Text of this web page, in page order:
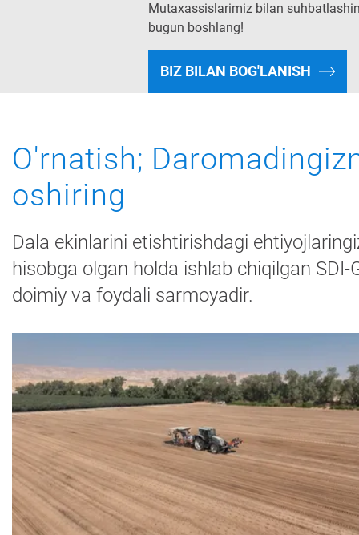
Mutaxassislarimiz bilan
bugun boshlang!
BIZ BILAN BOG'LANISH
O'rnatish;
oshiring
Dala ekinlarini etishtirishdagi
hisobga olgan holda ishlab chiqilgan SDI-
doimiy va foydali sarmoyadir.